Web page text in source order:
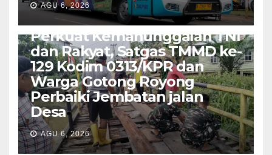
AGU 6, 2026
Perkuat Kemanunggalan TNI
dan Rakyat, Satgas TMMD ke-
129 Kodim 0313/KPR dan
Warga Gotong Royong
Perbaiki Jembatan jalan
Desa
AGU 6, 2026
SUMATERA